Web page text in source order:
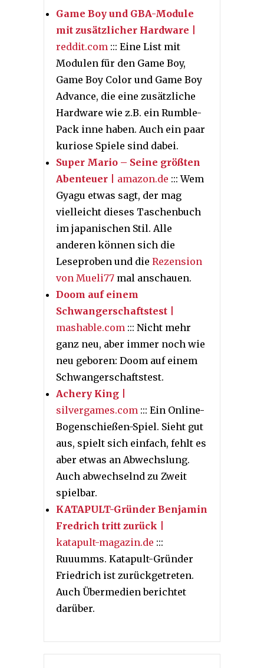
Game Boy und GBA-Module
mit zusätzlicher Hardware
reddit.com ::: Eine List mit
Modulen für den Game Boy,
Game Boy Color und Game Boy
Advance, die eine zusätzliche
Hardware wie z.B. ein Rumble-
Pack inne haben. Auch ein paar
kuriose Spiele sind dabei.
Super Mario – Seine größten
Abenteuer | amazon.de ::: Wem
Gyagu etwas sagt, der mag
vielleicht dieses Taschenbuch
im japanischen Stil. Alle
anderen können sich die
Leseproben und die Rezension
von Mueli77 mal anschauen.
Doom auf einem
Schwangerschaftstest
mashable.com ::: Nicht mehr
ganz neu, aber immer noch wie
neu geboren: Doom auf einem
Schwangerschaftstest.
Achery King
silvergames.com ::: Ein Online-
Bogenschießen-Spiel. Sieht gut
aus, spielt sich einfach, fehlt es
aber etwas an Abwechslung.
Auch abwechselnd zu Zweit
spielbar.
KATAPULT-Gründer Benjamin
Fredrich tritt zurück
katapult-magazin.de :::
Ruuumms. Katapult-Gründer
Friedrich ist zurückgetreten.
Auch Übermedien berichtet
darüber.